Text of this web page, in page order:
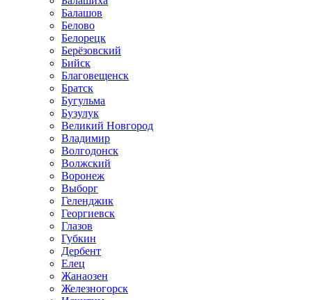
Балашов
Белово
Белорецк
Берёзовский
Бийск
Благовещенск
Братск
Бугульма
Бузулук
Великий Новгород
Владимир
Волгодонск
Волжский
Воронеж
Выборг
Геленджик
Георгиевск
Глазов
Губкин
Дербент
Елец
Жанаозен
Железногорск